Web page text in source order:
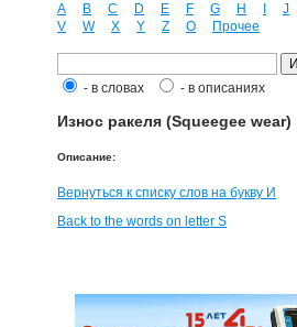
A
B C D E F G H
J
V
W X Y Z О Прочее
- в словах - в описаниях
Износ ракеля (Squeegee wear)
Описание:
Вернуться к списку слов на букву И
Back to the words on letter S